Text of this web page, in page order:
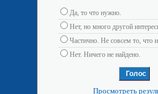
Да, то что нужно.
Нет, но много другой
Частично. Не совсем то, что
Нет. Ничего не найдено.
Просмотреть